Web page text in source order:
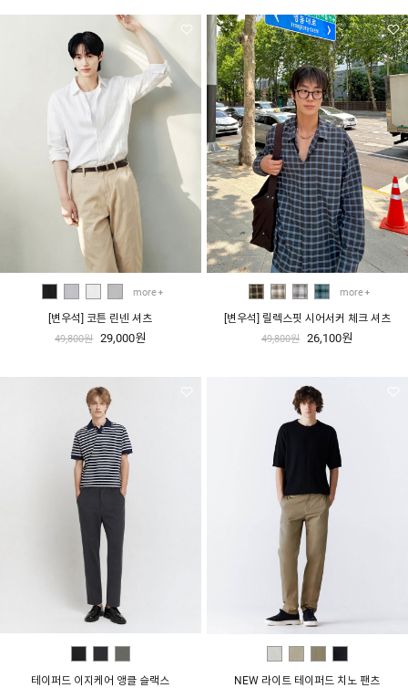
more
[변우석] 코튼 린넨 셔츠
49,800원 29,000원
more
[변우석] 릴렉스핏 시어서커 체크 셔츠
49,800원 26,100원
테이퍼드 이지케어 앵클 슬랙스 NEW 라이트 테이퍼드 치노 팬츠